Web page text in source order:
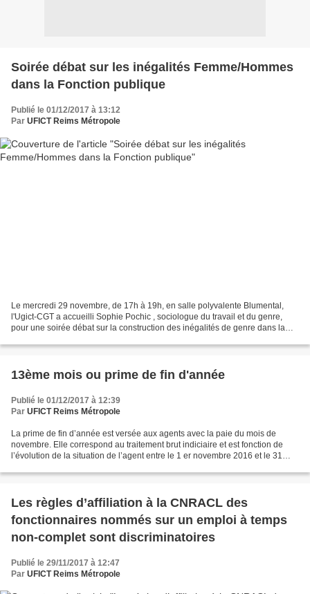
Soirée débat sur les inégalités Femme/Hommes
dans la Fonction publique
Publié le 01/12/2017 à 13:12
Par UFICT Reims Métropole
Le mercredi 29 novembre, de 17h à 19h, en salle polyvalente Blumental,
l'Ugict-CGT a accueilli Sophie Pochic , sociologue du travail et du genre,
pour une soirée débat sur la construction des inégalités de genre dans la
13ème mois ou prime de fin d'année
Publié le 01/12/2017 à 12:39
Par UFICT Reims Métropole
La prime de fin d’année est versée aux agents avec la paie du mois de
novembre. Elle correspond au traitement brut indiciaire et est fonction de
l’évolution de la situation de l’agent entre le 1 er novembre 2016 et le 31
Les règles d’affiliation à la CNRACL des
fonctionnaires nommés sur un emploi à temps
non-complet sont discriminatoires
Publié le 29/11/2017 à 12:47
Par UFICT Reims Métropole